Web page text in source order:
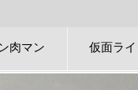
肉マン 仮面ラ